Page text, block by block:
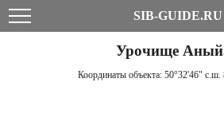
SIB-GUIDE.RU
Урочище
Координаты объекта: 50°32'46" с.ш.